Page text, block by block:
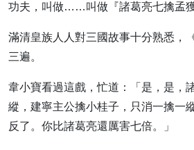
功夫，叫做……叫做『諸葛亮七擒孟獲
滿清皇族人人對三國故事十分熟悉，
三遍。
韋小寶看過這戲，忙道：「是，是，
縱，建寧主公擒小桂子，只消一擒一
反了。你比諸葛亮還厲害七倍。」